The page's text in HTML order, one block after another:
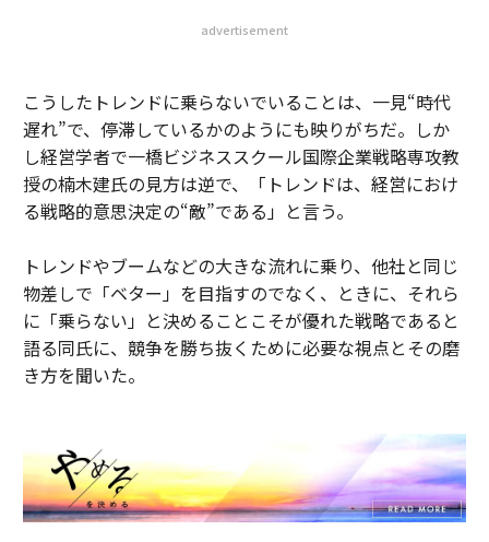
advertisement
こうしたトレンドに乗らないでいることは、一見“時代
遅れ”で、停滞しているかのようにも映りがちだ。しか
し経営学者で一橋ビジネススクール国際企業戦略専攻教
授の楠木建氏の見方は逆で、「トレンドは、経営におけ
る戦略的意思決定の“敵”である」と言う。
トレンドやブームなどの大きな流れに乗り、他社と同じ
物差しで「ベター」を目指すのでなく、ときに、それら
に「乗らない」と決めることこそが優れた戦略であると
語る同氏に、競争を勝ち抜くために必要な視点とその磨
き方を聞いた。